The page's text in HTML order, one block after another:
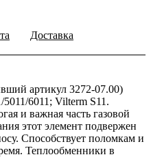
Доставка
артикул 3272-07.00)
6011; Vilterm S11.
и важная часть газовой
этот элемент подвержен
Способствует поломкам и
Теплообменники в